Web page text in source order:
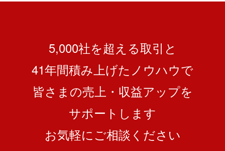
5,000社を超える取引と
41年間積み上げたノウハウで
皆さまの売上・収益アップを
サポートします
お気軽にご相談ください